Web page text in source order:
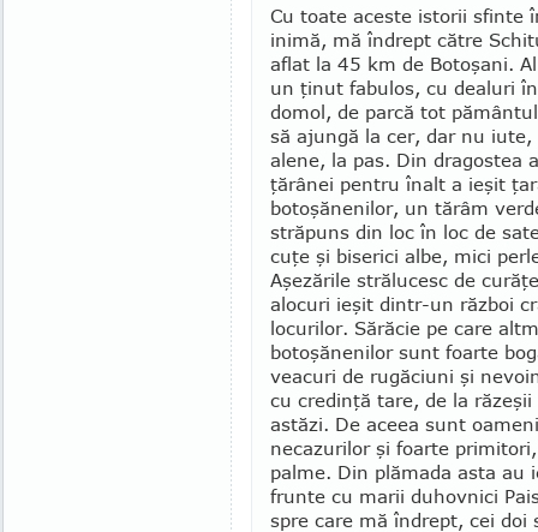
Cu toate aceste istorii sfinte
inimă, mă îndrept către
aflat la 45 km de Botoşani.
un ţinut fabulos, cu dea­luri
domol, de par­că tot
să ajungă la cer, dar nu iute,
ale­ne, la pas. Din dra­gostea
ţărânei pentru înalt a ieşit
botoşănenilor, un tărâm
străpuns din loc în loc de
cuţe şi biserici albe, mici
Aşezările strălu­cesc de
alocuri ieşit din­tr-un război
locuri­lor. Să­răcie pe care
botoşănenilor sunt foarte
veacuri de rugă­ciuni şi
cu credinţă tare, de la
astăzi. De aceea sunt
necazurilor şi foarte
palme. Din plămada asta au
frunte cu marii duhovnici
spre care mă îndrept, cei